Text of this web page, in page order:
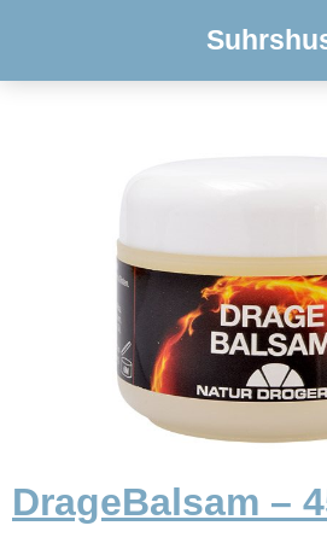
DrageBalsam –